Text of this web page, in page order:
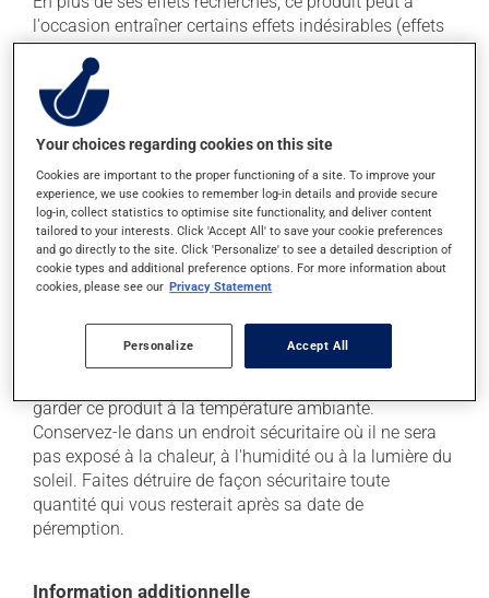
l'occasion entraîner certains effets indésirables (effets
secondaires), notamment :
il peut causer de la constipation - pour la prévenir,
buvez beaucoup, prenez plus de fibres alimentaires.
Chaque personne peut réagir différemment à un
traitement. Si vous croyez que ce produit est la cause
d'un problème qui vous incommode, qu'il soit
mentionné ici ou non, discutez-en avec votre
professionnel(le) de la santé. Il ou elle peut vous aider
à déterminer si votre traitement en est effectivement la
cause et, au besoin, vous aider à bien gérer la situation.
Conservation
garder ce produit à la température ambiante.
Conservez-le dans un endroit sécuritaire où il ne sera
pas exposé à la chaleur, à l'humidité ou à la lumière du
soleil. Faites détruire de façon sécuritaire toute
quantité qui vous resterait après sa date de
péremption.
Information additionnelle
Your choices regarding cookies on this site
Cookies are important to the proper functioning of a site. To improve your
experience, we use cookies to remember log-in details and provide secure
log-in, collect statistics to optimise site functionality, and deliver content
tailored to your interests. Click 'Accept All' to save your cookie preferences
and go directly to the site. Click 'Personalize' to see a detailed description of
cookie types and additional preference options. For more information about
cookies, please see our Privacy Statement
Personalize Accept All